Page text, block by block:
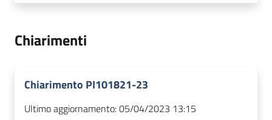
Chiarimenti
Chiarimento PI101821-23
Ultimo aggiornamento:05/04/2023 13:15